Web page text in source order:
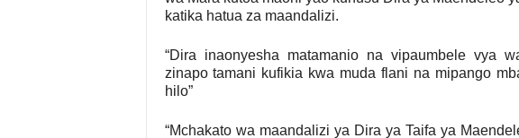
katika hatua za maandalizi.
“Dira inaonyesha matamanio na vipaumbele vya
zinapo tamani kufikia kwa muda flani na mipango
hilo”
“Mchakato wa maandalizi ya Dira ya Taifa ya